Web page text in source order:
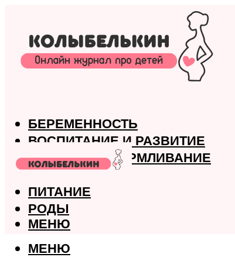
БЕРЕМЕННОСТЬ
ВОСПИТАНИЕ И РАЗВИТИЕ
ГРУДНОЕ ВСКАРМЛИВАНИЕ
ЗДОРОВЬЕ
ПИТАНИЕ
РОДЫ
МЕНЮ
МЕНЮ